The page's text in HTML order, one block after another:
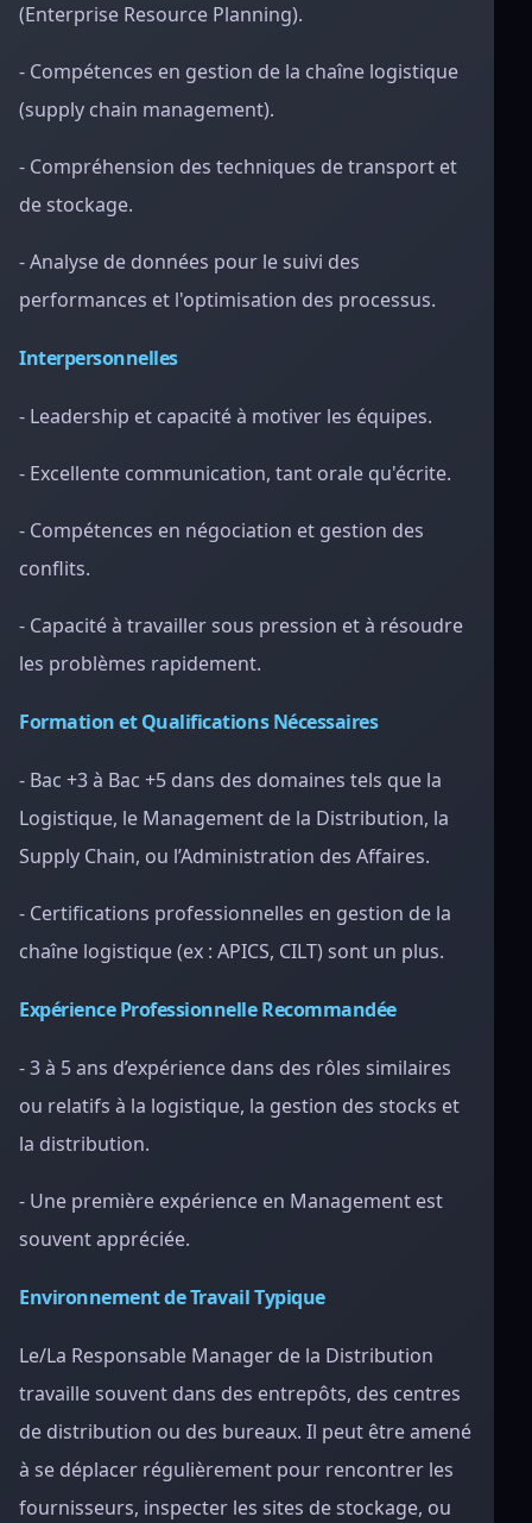
(Enterprise Resource Planning).
- Compétences en gestion de la chaîne logistique
(supply chain management).
- Compréhension des techniques de transport et
de stockage.
- Analyse de données pour le suivi des
performances et l'optimisation des processus.
Interpersonnelles
- Leadership et capacité à motiver les équipes.
- Excellente communication, tant orale qu'écrite.
- Compétences en négociation et gestion des
conflits.
- Capacité à travailler sous pression et à résoudre
les problèmes rapidement.
Formation et Qualifications Nécessaires
- Bac +3 à Bac +5 dans des domaines tels que la
Logistique, le Management de la Distribution, la
Supply Chain, ou l’Administration des Affaires.
- Certifications professionnelles en gestion de la
chaîne logistique (ex : APICS, CILT) sont un plus.
Expérience Professionnelle Recommandée
- 3 à 5 ans d’expérience dans des rôles similaires
ou relatifs à la logistique, la gestion des stocks et
la distribution.
- Une première expérience en Management est
souvent appréciée.
Environnement de Travail Typique
Le/La Responsable Manager de la Distribution
travaille souvent dans des entrepôts, des centres
de distribution ou des bureaux. Il peut être amené
à se déplacer régulièrement pour rencontrer les
fournisseurs, inspecter les sites de stockage, ou